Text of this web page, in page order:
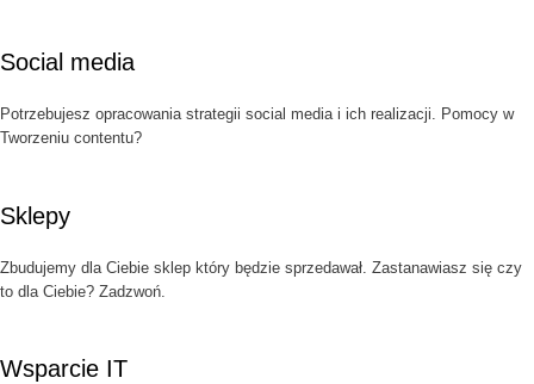
Social media
Potrzebujesz opracowania strategii social media i ich realizacji. Pomocy w
Tworzeniu contentu?
Sklepy
Zbudujemy dla Ciebie sklep który będzie sprzedawał. Zastanawiasz się czy
to dla Ciebie? Zadzwoń.
Wsparcie IT